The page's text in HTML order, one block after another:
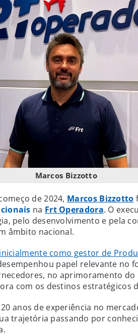
Marcos Bizzotto
de 2024, Marcos Bizzotto
na Frt Operadora. O
pelo desenvolvimento e pela
âmbito nacional.
como gestor de
papel relevante no
no aprimoramento do
com os destinos estratégicos
anos de experiência no
trajetória passando por